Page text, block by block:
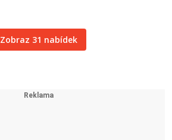
Zobraz 31 nabídek